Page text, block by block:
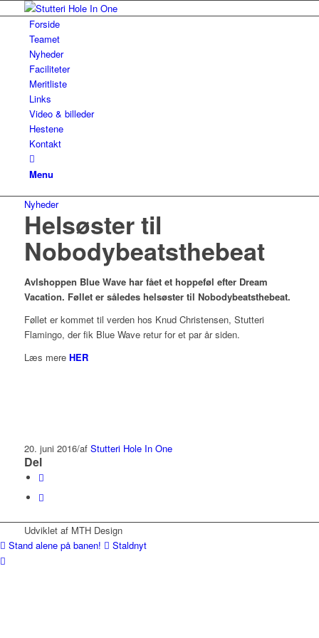
Forside
Teamet
Nyheder
Faciliteter
Meritliste
Links
Video & billeder
Hestene
Kontakt
Menu
Nyheder
Helsøster til
Nobodybeatsthebeat
Avlshoppen Blue Wave har fået et hoppeføl efter Dream
Vacation. Føllet er således helsøster til Nobodybeatsthebeat.
Føllet er kommet til verden hos Knud Christensen, Stutteri
Flamingo, der fik Blue Wave retur for et par år siden.
Læs mere HER
20. juni 2016/af Stutteri Hole In One
Del
Udviklet af MTH Design
Stand alene på banen!
Staldnyt